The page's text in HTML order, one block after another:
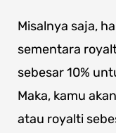
Misalnya saja,
sementara
sebesar 10%
Maka, kamu
atau royalti